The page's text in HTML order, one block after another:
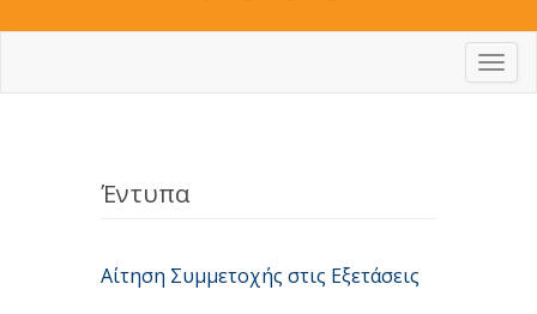
Έντυπα
Αίτηση Συμμετοχής στις Εξετάσεις